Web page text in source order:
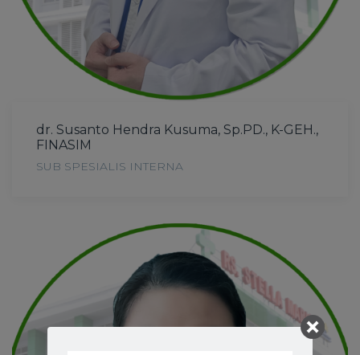
dr. Susanto Hendra Kusuma, Sp.PD., K-GEH.,
FINASIM
SUB SPESIALIS INTERNA